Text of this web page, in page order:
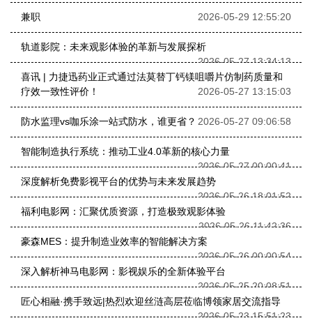
兼职 2026-05-29 12:55:20
轨道影院：未来观影体验的革新与发展探析
2026-05-27 13:34:13
喜讯 | 力捷迅药业正式通过法莫替丁钙镁咀嚼片仿制药质量和
疗效一致性评价！
2026-05-27 13:15:03
防水监理vs咖乐涂一站式防水，谁更省？ 2026-05-27 09:06:58
智能制造执行系统：推动工业4.0革新的核心力量
2026-05-27 00:00:41
深度解析免费影视平台的优势与未来发展趋势
2026-05-26 18:01:52
福利电影网：汇聚优质资源，打造极致观影体验
2026-05-26 11:42:36
豪森MES：提升制造业效率的智能解决方案
2026-05-26 00:00:54
深入解析神马电影网：影视娱乐的全新体验平台
2026-05-25 20:08:51
匠心相融·携手致远|热烈欢迎丝涟高层莅临博领家居交流指导
2026-05-23 15:51:23